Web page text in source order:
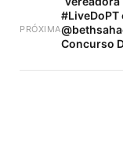
PRÓXIMA
#LiveDoPT
Concurso